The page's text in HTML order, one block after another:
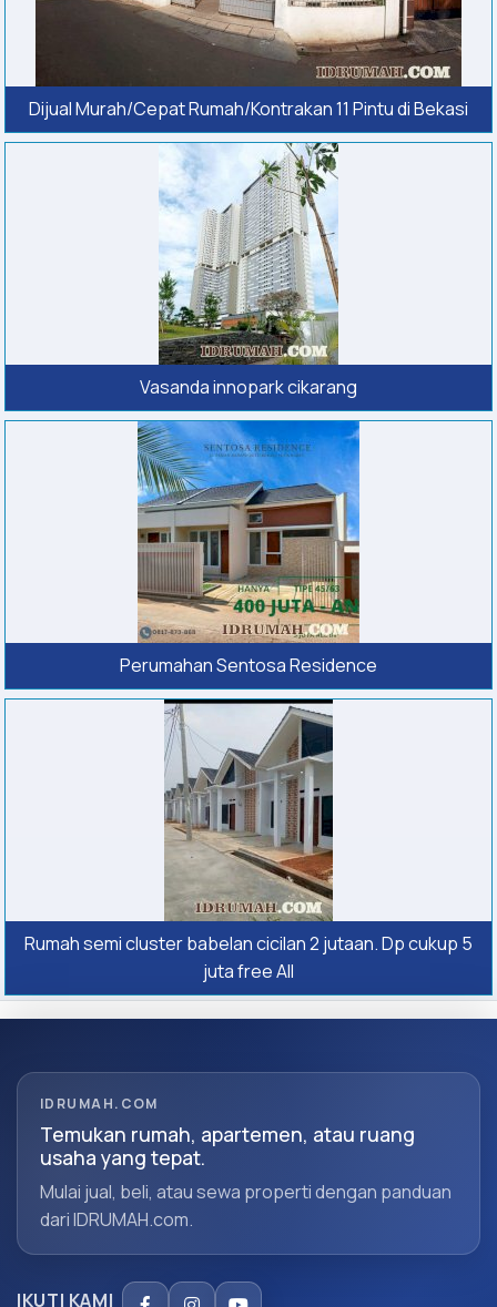
Dijual Murah/Cepat Rumah/Kontrakan 11 Pintu di Bekasi
Vasanda innopark cikarang
Perumahan Sentosa Residence
Rumah semi cluster babelan cicilan 2 jutaan. Dp cukup 5
juta free All
IDRUMAH.COM
Temukan rumah, apartemen, atau ruang
usaha yang tepat.
Mulai jual, beli, atau sewa properti dengan panduan
dari IDRUMAH.com.
IKUTI KAMI